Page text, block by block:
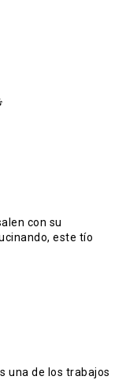
con su
este tío
una de los trabajos